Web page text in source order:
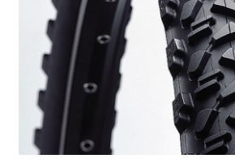
ALTE CATEGORII